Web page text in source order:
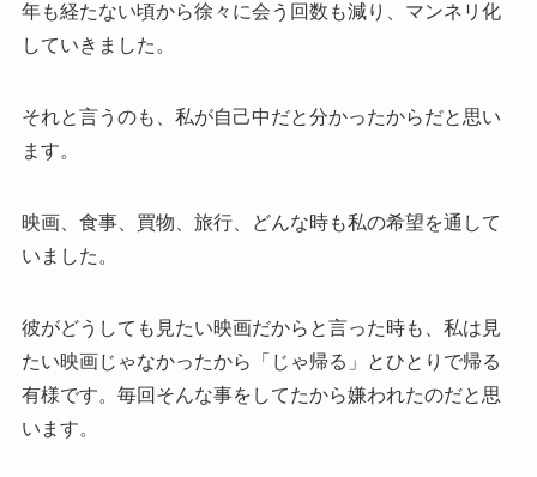
年も経たない頃から徐々に会う回数も減り、マンネリ化
していきました。
それと言うのも、私が自己中だと分かったからだと思い
ます。
映画、食事、買物、旅行、どんな時も私の希望を通して
いました。
彼がどうしても見たい映画だからと言った時も、私は見
たい映画じゃなかったから「じゃ帰る」とひとりで帰る
有様です。毎回そんな事をしてたから嫌われたのだと思
います。